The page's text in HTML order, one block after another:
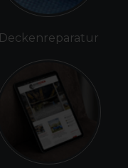
Deckenreparatur